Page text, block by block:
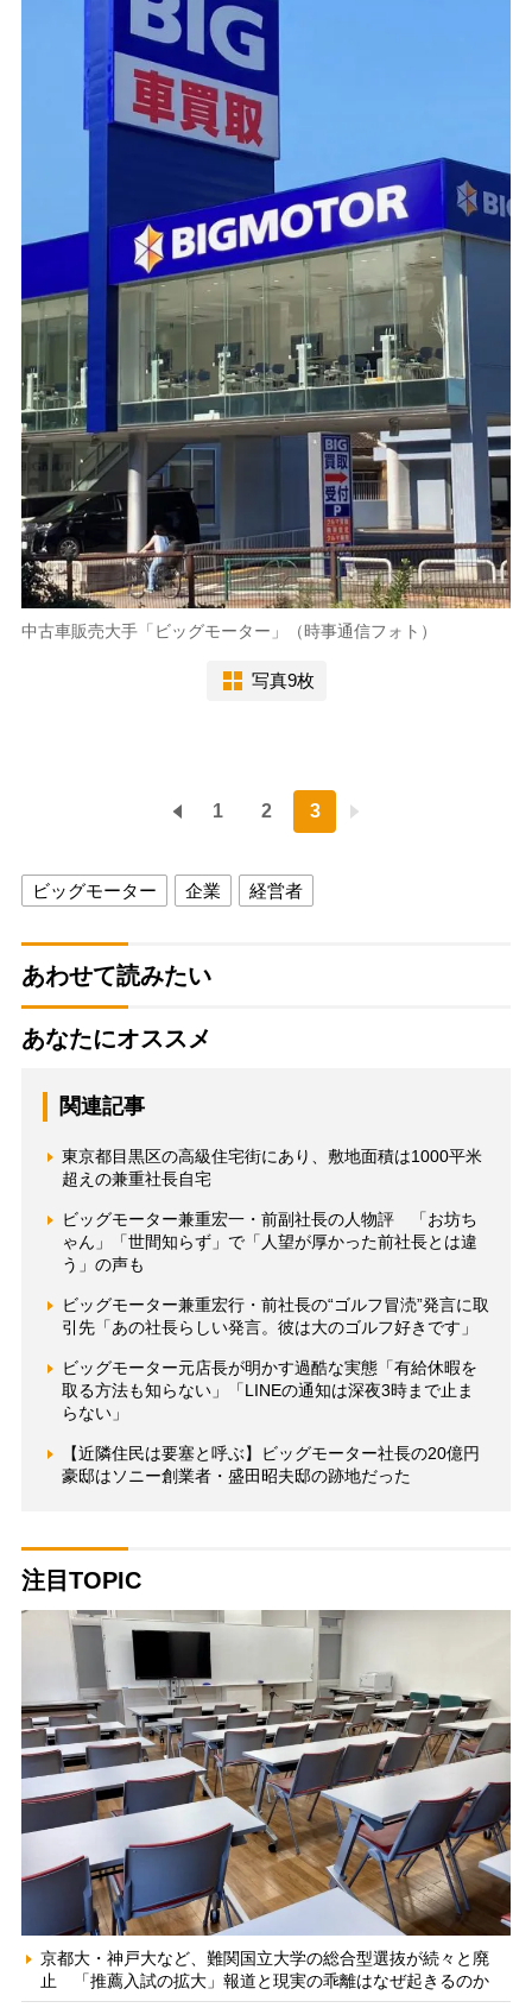
中古車販売大手「ビッグモーター」（時事通信フォト）
写真9枚
1 2 3
ビッグモーター 企業 経営者
あわせて読みたい
あなたにオススメ
関連記事
東京都目黒区の高級住宅街にあり、敷地面積は1000平米
超えの兼重社長自宅
ビッグモーター兼重宏一・前副社長の人物評 「お坊ち
ゃん」「世間知らず」で「人望が厚かった前社長とは違
う」の声も
ビッグモーター兼重宏行・前社長の“ゴルフ冒涜”発言に取
引先「あの社長らしい発言。彼は大のゴルフ好きです」
ビッグモーター元店長が明かす過酷な実態「有給休暇を
取る方法も知らない」「LINEの通知は深夜3時まで止ま
らない」
【近隣住民は要塞と呼ぶ】ビッグモーター社長の20億円
豪邸はソニー創業者・盛田昭夫邸の跡地だった
注目TOPIC
京都大・神戸大など、難関国立大学の総合型選抜が続々と廃
止 「推薦入試の拡大」報道と現実の乖離はなぜ起きるのか